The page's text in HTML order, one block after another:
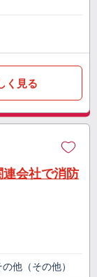
く見る
連会社で消防
他（その他）